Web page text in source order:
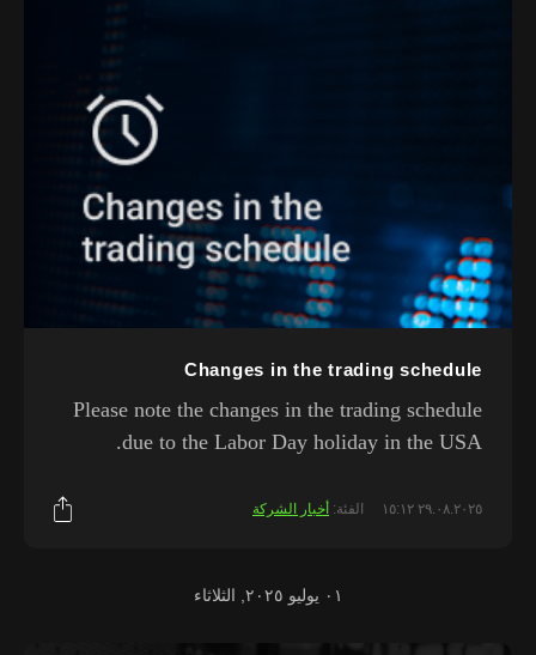
Changes in the trading schedule
Please note the changes in the trading schedule
due to the Labor Day holiday in the USA.
٢٩.٠٨.٢٠٢٥ ١٥:١٢ الفئة: أخبار الشركة
٠١ يوليو ٢٠٢٥, الثلاثاء